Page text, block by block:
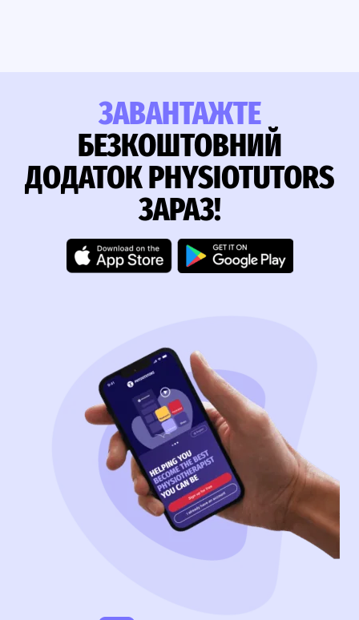
ЗАВАНТАЖТЕ
БЕЗКОШТОВНИЙ
ДОДАТОК PHYSIOTUTORS
ЗАРАЗ!